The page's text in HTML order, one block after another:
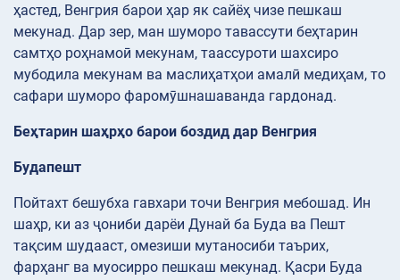
ҳастед, Венгрия барои ҳар як сайёҳ чизе пешкаш
мекунад. Дар зер, ман шуморо тавассути беҳтарин
самтҳо роҳнамоӣ мекунам, таассуроти шахсиро
мубодила мекунам ва маслиҳатҳои амалӣ медиҳам, то
сафари шуморо фаромӯшнашаванда гардонад.
Беҳтарин шаҳрҳо барои боздид дар Венгрия
Будапешт
Пойтахт бешубха гавхари точи Венгрия мебошад. Ин
шаҳр, ки аз ҷониби дарёи Дунай ба Буда ва Пешт
тақсим шудааст, омезиши мутаносиби таърих,
фарҳанг ва муосирро пешкаш мекунад. Қасри Буда